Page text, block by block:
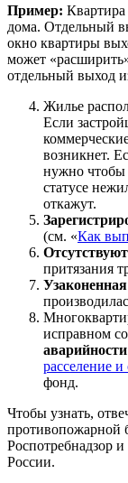
Пример:
дома. Отдельный
окно квартиры
может
отдельный выход
Жилье
Если
возникнет.
нужно чтобы
статусе
откажут.
(см. «Как
притязания
исправном
аварийности
расселение и
фонд.
Чтобы узнать,
противопожарной
Роспотребнадзор
России.